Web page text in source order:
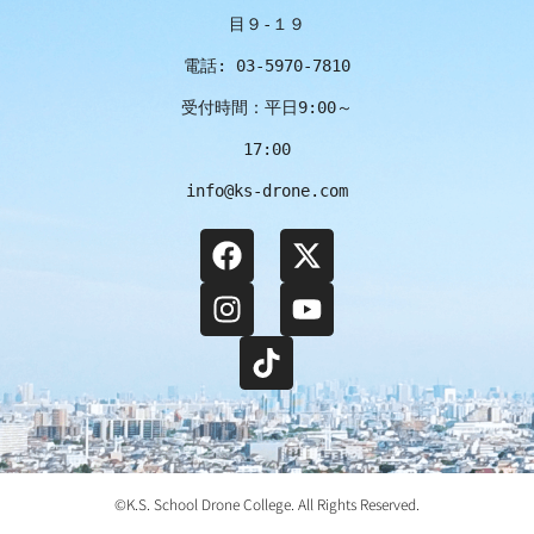
目９-１９
電話: 03-5970-7810
受付時間：平日9:00～
17:00
info@ks-drone.com
©️K.S. School Drone College. All Rights Reserved.